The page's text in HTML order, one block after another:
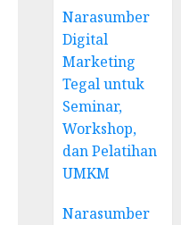
Narasumber
Digital
Marketing
Tegal untuk
Seminar,
Workshop,
dan Pelatihan
UMKM
Narasumber